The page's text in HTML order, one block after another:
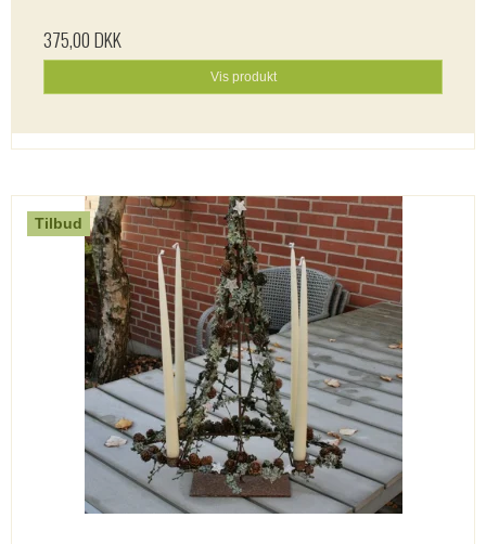
375,00 DKK
Vis produkt
Tilbud